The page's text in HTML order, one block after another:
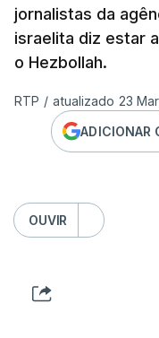
jornalistas da
israelita diz estar
o Hezbollah.
RTP / atualizado 23
ADICIONAR
OUVIR